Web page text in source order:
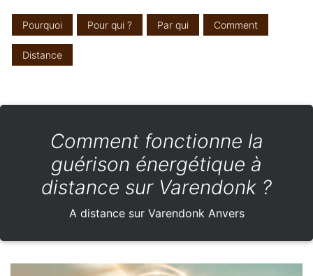
Pourquoi Pour qui ? Par qui Comment
Distance
Comment fonctionne la
guérison énergétique à
distance sur Varendonk ?
A distance sur Varendonk Anvers